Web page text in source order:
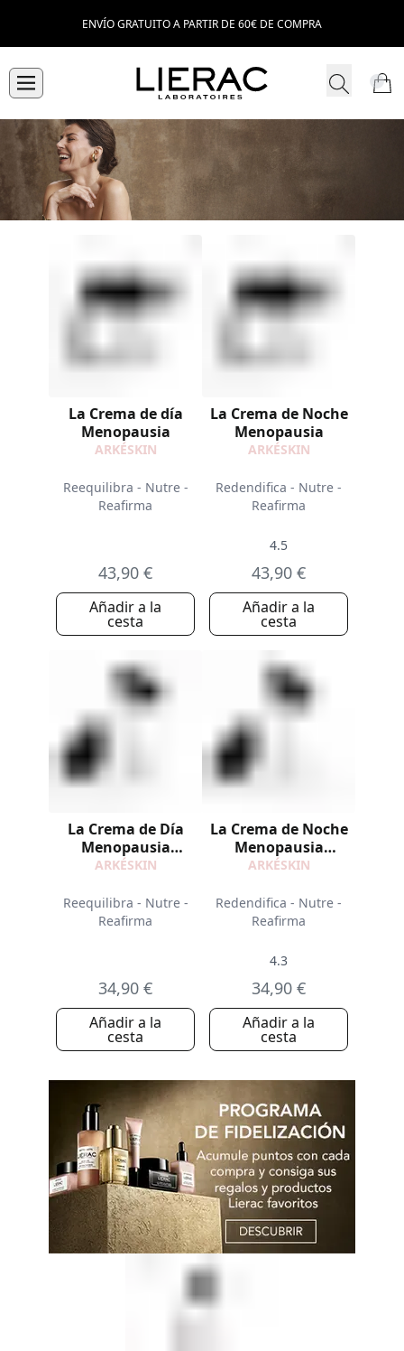
ENVÍO GRATUITO A PARTIR DE 60€ DE COMPRA
La Crema de día
Menopausia
ARKÉSKIN
Reequilibra - Nutre -
Reafirma
43,90 €
Añadir a la
cesta
La Crema de Noche
Menopausia
ARKÉSKIN
Redendifica - Nutre -
Reafirma
4.5
43,90 €
Añadir a la
cesta
La Crema de Día
Menopausia
Recarga
ARKÉSKIN
Reequilibra - Nutre -
Reafirma
34,90 €
Añadir a la
cesta
La Crema de Noche
Menopausia
Recarga
ARKÉSKIN
Redendifica - Nutre -
Reafirma
4.3
34,90 €
Añadir a la
cesta